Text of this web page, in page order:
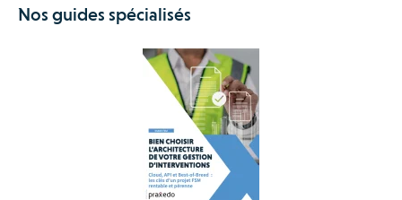
Nos guides spécialisés